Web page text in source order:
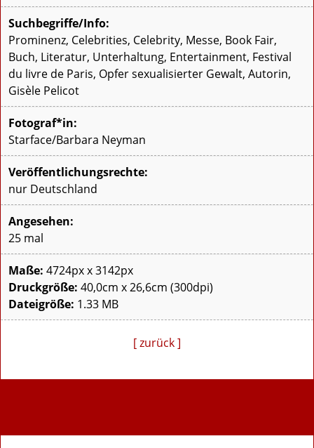
Suchbegriffe/Info:
Prominenz, Celebrities, Celebrity, Messe, Book Fair,
Buch, Literatur, Unterhaltung, Entertainment, Festival
du livre de Paris, Opfer sexualisierter Gewalt, Autorin,
Gisèle Pelicot
Fotograf*in:
Starface/Barbara Neyman
Veröffentlichungsrechte:
nur Deutschland
Angesehen:
25 mal
Maße: 4724px x 3142px
Druckgröße: 40,0cm x 26,6cm (300dpi)
Dateigröße: 1.33 MB
[ zurück ]